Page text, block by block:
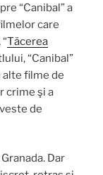
“Canibal” a
care
Tăcerea
“Canibal”
filme de
crime şi a
de
Dar